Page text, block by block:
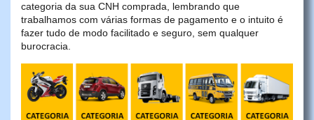
categoria da sua CNH comprada, lembrando que
trabalhamos com várias formas de pagamento e o intuito é
fazer tudo de modo facilitado e seguro, sem qualquer
burocracia.